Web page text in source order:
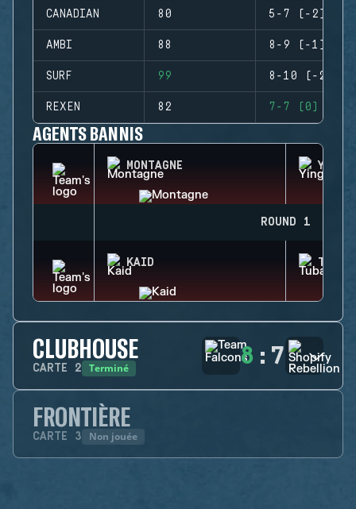
CANADIAN 80 5-7 (-2)
AMBI 88 8-9 (-1)
SURF 99 8-10 (-2)
REXEN 82 7-7 (0)
AGENTS BANNIS
MONTAGNE YING
ROUND 1
KAID
CLUBHOUSE
CARTE 2 Terminé 8 : 7
FRONTIÈRE
CARTE 3 Non jouée